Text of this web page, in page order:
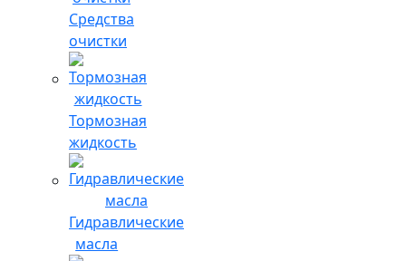
Средства
очистки
Тормозная
жидкость
Гидравлические
масла